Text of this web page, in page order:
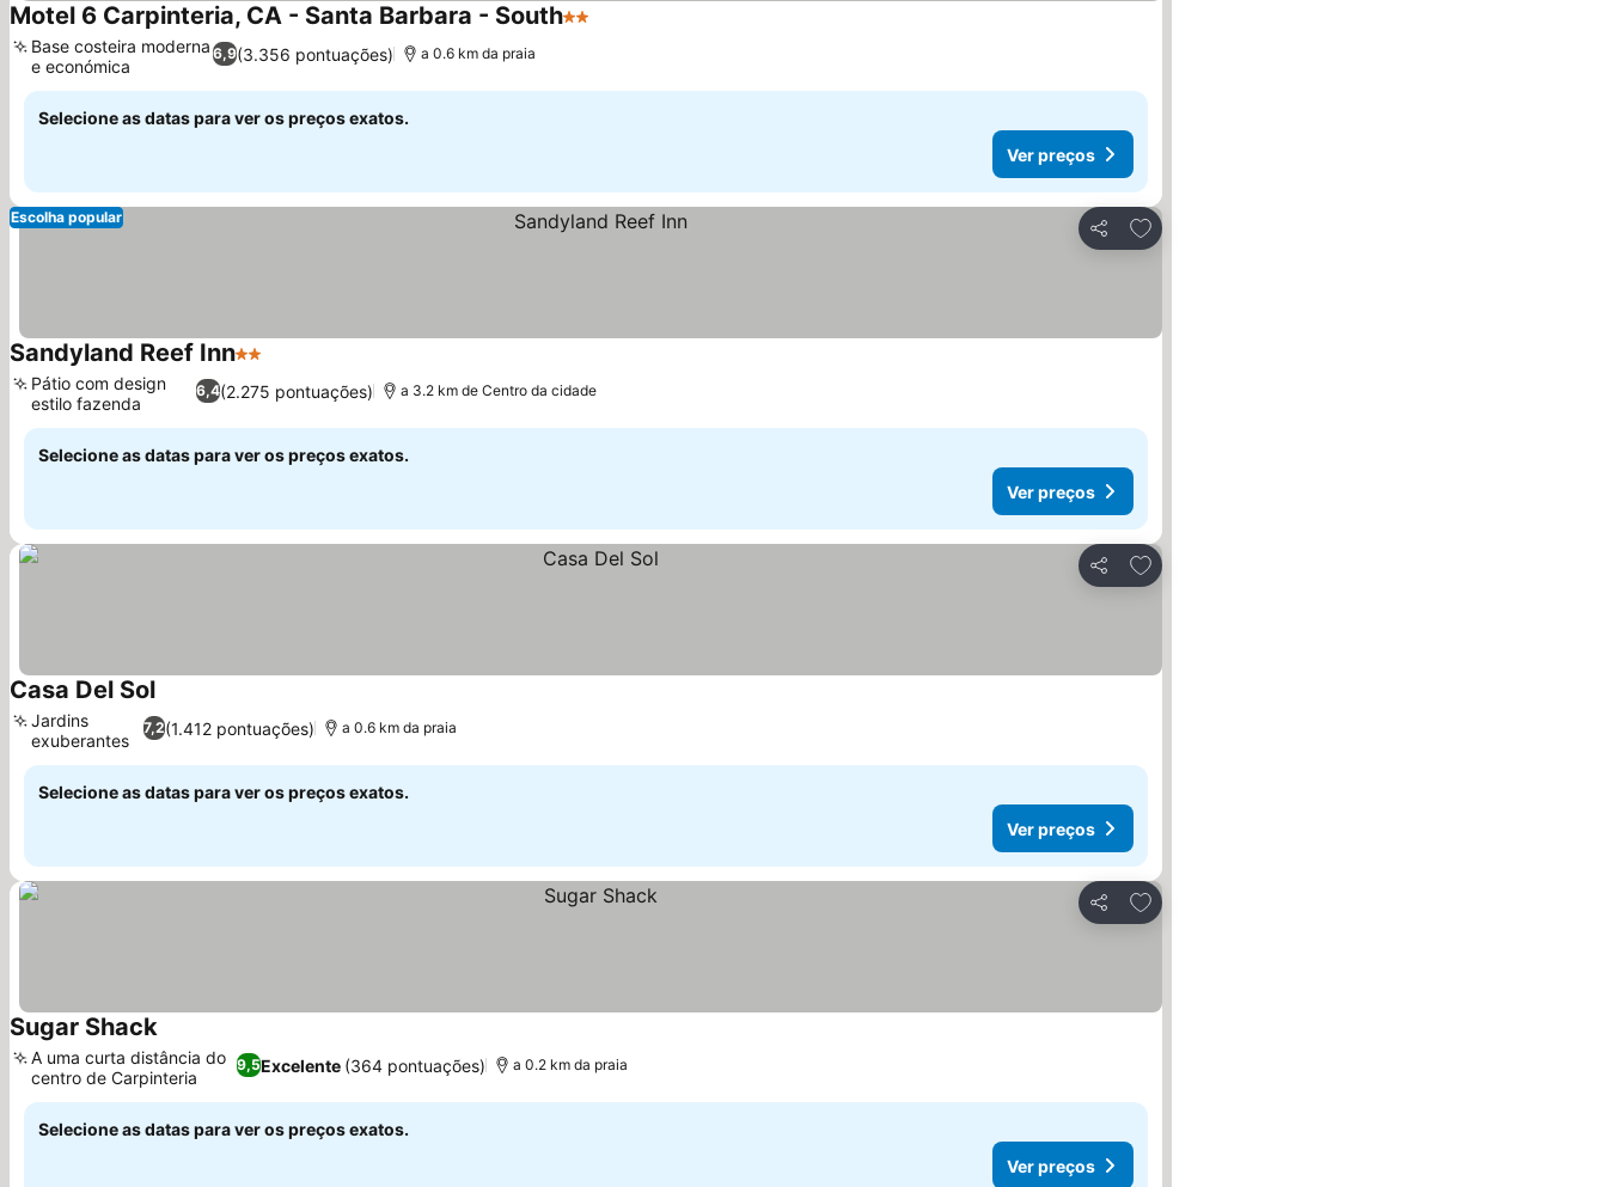
Motel 6 Carpinteria, CA - Santa Barbara - South2 Estrelas
6,9(3.356 pontuações)
Base costeira moderna
e económica
a 0.6 km da praia
Selecione as datas para ver os preços exatos.
Ver preços
Partilhar
Adicionar aos favoritos
Escolha popular
Sandyland Reef Inn2 Estrelas
6,4(2.275 pontuações)
Pátio com design
estilo fazenda
a 3.2 km de Centro da cidade
Selecione as datas para ver os preços exatos.
Ver preços
Partilhar
Adicionar aos favoritos
Casa Del Sol
7,2(1.412 pontuações)
Jardins
exuberantes
a 0.6 km da praia
Selecione as datas para ver os preços exatos.
Ver preços
Partilhar
Adicionar aos favoritos
Sugar Shack
9,5Excelente (364 pontuações)
A uma curta distância do
centro de Carpinteria
a 0.2 km da praia
Selecione as datas para ver os preços exatos.
Ver preços